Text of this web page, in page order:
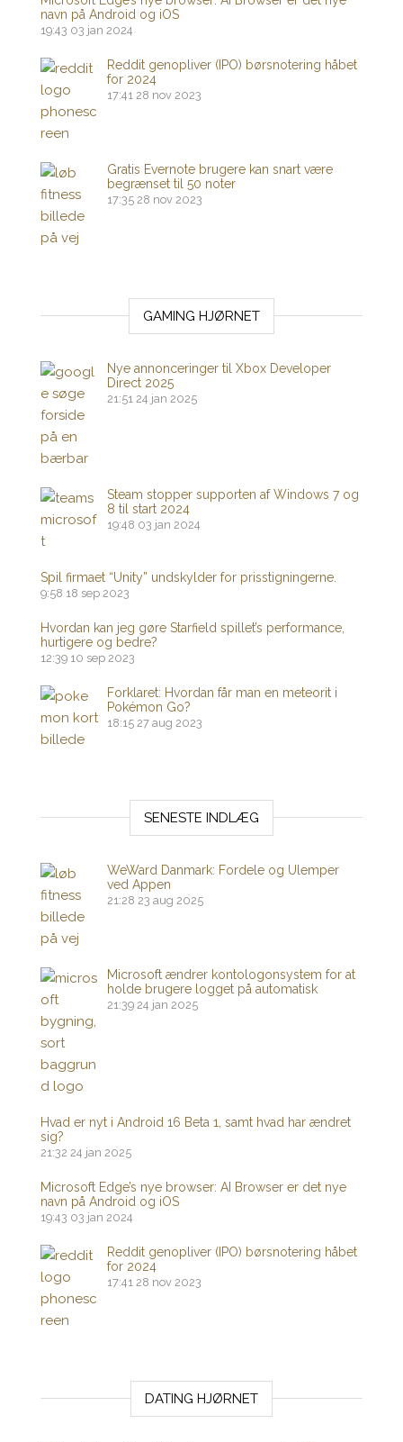
navn på Android og iOS
19:43 03 jan 2024
Reddit genopliver (IPO) børsnotering håbet
for 2024
17:41 28 nov 2023
Gratis Evernote brugere kan snart være
begrænset til 50 noter
17:35 28 nov 2023
GAMING HJØRNET
Nye annonceringer til Xbox Developer
Direct 2025
21:51 24 jan 2025
Steam stopper supporten af ​​Windows 7 og
8 til start 2024
19:48 03 jan 2024
Spil firmaet “Unity” undskylder for prisstigningerne.
9:58 18 sep 2023
Hvordan kan jeg gøre Starfield spillet’s performance,
hurtigere og bedre?
12:39 10 sep 2023
Forklaret: Hvordan får man en meteorit i
Pokémon Go?
18:15 27 aug 2023
SENESTE INDLÆG
WeWard Danmark: Fordele og Ulemper
ved Appen
21:28 23 aug 2025
Microsoft ændrer kontologonsystem for at
holde brugere logget på automatisk
21:39 24 jan 2025
Hvad er nyt i Android 16 Beta 1, samt hvad har ændret
sig?
21:32 24 jan 2025
Microsoft Edge’s nye browser: AI Browser er det nye
navn på Android og iOS
19:43 03 jan 2024
Reddit genopliver (IPO) børsnotering håbet
for 2024
17:41 28 nov 2023
DATING HJØRNET